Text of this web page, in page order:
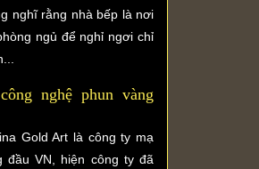
nghĩ rằng nhà bếp là nơi
ngủ để nghỉ ngơi chỉ
nghệ phun vàng
Gold Art là công ty mạ
đầu VN, hiện công ty đã